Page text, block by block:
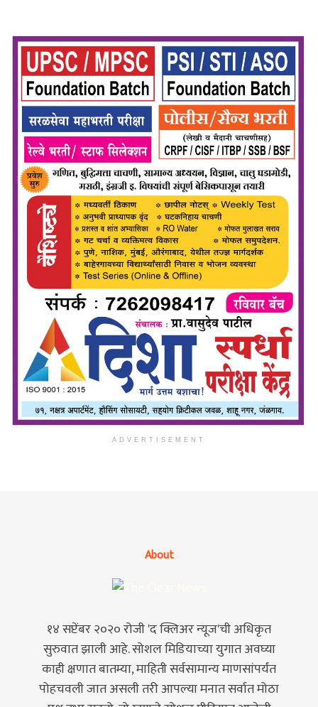
ADVERTISEMENT
About
१४ सप्टेंबर २०२० रोजी 'द क्लिअर न्यूज'ची अधिकृत
सुरुवात झाली आहे. सोशल मिडियाच्या युगात अवघ्या
काही क्षणात बातम्या, माहिती सर्वसामान्य माणसांपर्यंत
पोहचवली जात असली तरी आपल्या मनात सर्वात मोठा